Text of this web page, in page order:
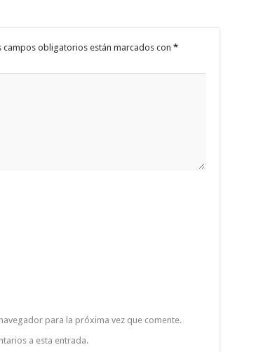
campos obligatorios están marcados con *
para la próxima vez que comente.
a esta entrada.